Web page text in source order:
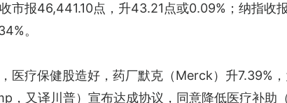
市报46,441.10点，升43.21点或0.09%；纳指收
。
医疗保健股造好，药厂默克（Merck）升7.39%
，又译川普）宣布达成协议，同意降低医疗补助